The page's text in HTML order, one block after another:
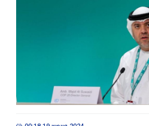
00:18 19 июня 2024